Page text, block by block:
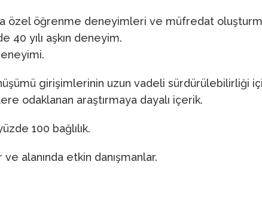
özel öğrenme deneyimleri ve müfredat
yılı aşkın deneyim.
girişimlerinin uzun vadeli sürdürülebilirliği
odaklanan araştırmaya dayalı içerik.
100 bağlılık.
alanında etkin danışmanlar.